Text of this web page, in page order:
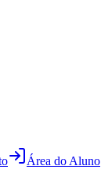
Área do Aluno